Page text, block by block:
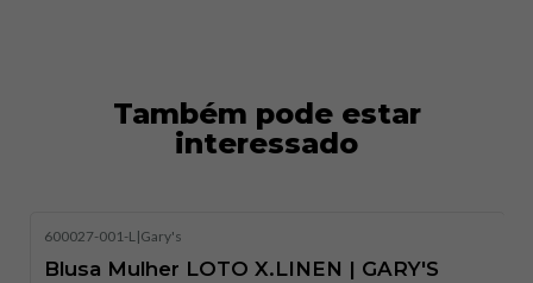
Também pode estar
interessado
600027-001-L|Gary's
Blusa Mulher LOTO X.LINEN | GARY'S